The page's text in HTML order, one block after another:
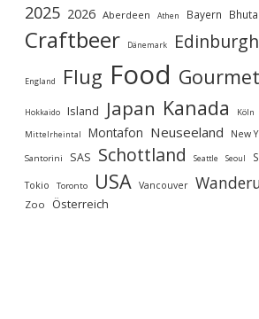
2025 2026 Aberdeen Athen Bayern
Craftbeer Dänemark Edinburgh
England Flug Food Gourmet
Hokkaido Island Japan Kanada Köln
Mittelrheintal Montafon Neuseeland New
Santorini SAS Schottland Seattle Seoul
Tokio Toronto USA Vancouver
Zoo Österreich